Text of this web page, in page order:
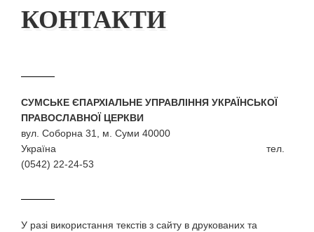
КОНТАКТИ
СУМСЬКЕ ЄПАРХІАЛЬНЕ УПРАВЛІННЯ УКРАЇНСЬКОЇ
ПРАВОСЛАВНОЇ ЦЕРКВИ
вул. Соборна 31, м. Суми 40000
Україна тел.
(0542) 22-24-53
У разi використання текстiв з сайту в друкованих та